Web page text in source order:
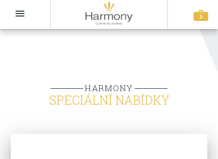
menu
HARMONY
SPECIÁLNÍ NABÍDKY